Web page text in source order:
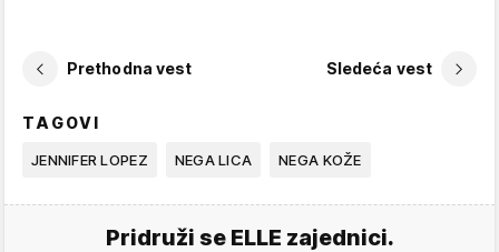
Prethodna vest Sledeća vest
TAGOVI
JENNIFER LOPEZ NEGA LICA NEGA KOŽE
Pridruži se ELLE zajednici.